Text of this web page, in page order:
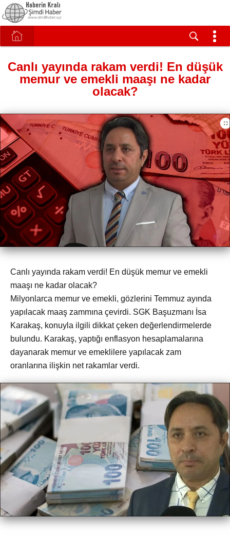
Canlı yayında rakam verdi! En düşük
memur ve emekli maaşı ne kadar
olacak?
Canlı yayında rakam verdi! En düşük memur ve emekli
maaşı ne kadar olacak?
Milyonlarca memur ve emekli, gözlerini Temmuz ayında
yapılacak maaş zammına çevirdi. SGK Başuzmanı İsa
Karakaş, konuyla ilgili dikkat çeken değerlendirmelerde
bulundu. Karakaş, yaptığı enflasyon hesaplamalarına
dayanarak memur ve emeklilere yapılacak zam
oranlarına ilişkin net rakamlar verdi.